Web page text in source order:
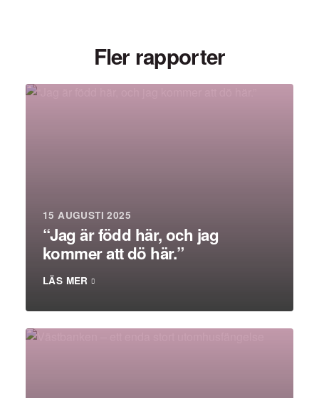
Fler rapporter
15 AUGUSTI 2025
“Jag är född här, och jag
kommer att dö här.”
LÄS MER